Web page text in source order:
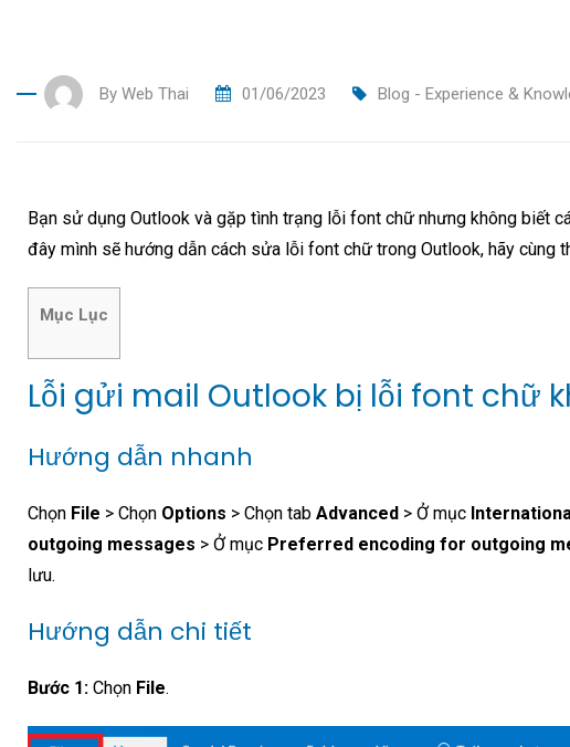
By Web Thai 01/06/2023 Blog - Experience &
Bạn sử dụng Outlook và gặp tình trạng lỗi font chữ nhưng không biết
đây mình sẽ hướng dẫn cách sửa lỗi font chữ trong Outlook, hãy cùng
Mục Lục
Lỗi gửi mail Outlook bị lỗi font chữ
Hướng dẫn nhanh
Chọn File > Chọn Options > Chọn tab Advanced > Ở mục
outgoing messages > Ở mục Preferred encoding for outgoing
lưu.
Hướng dẫn chi tiết
Bước 1: Chọn File.